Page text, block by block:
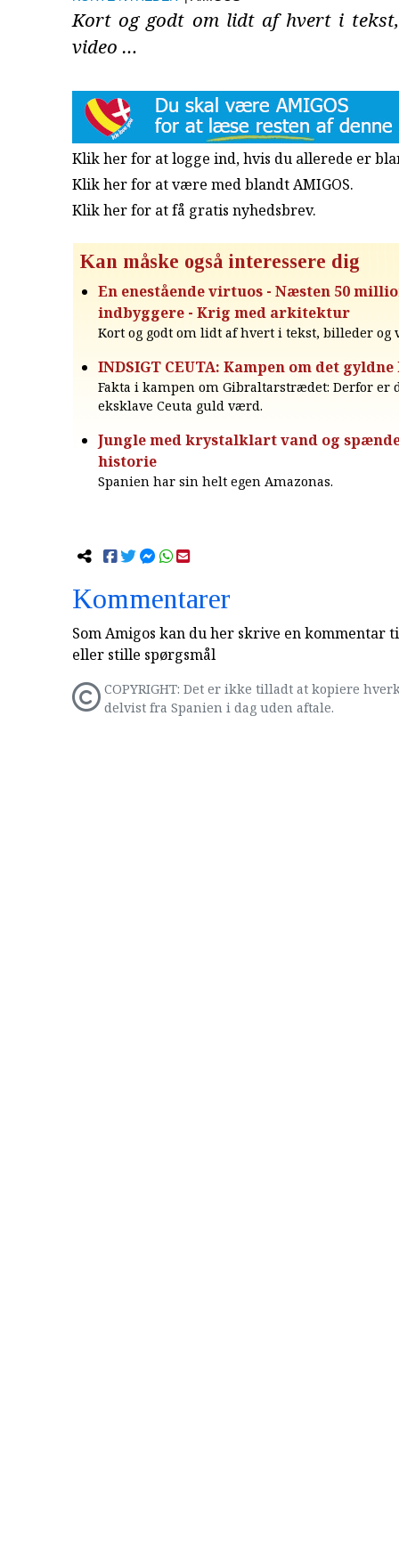
Kort og godt om lidt af hvert i
video …
Klik her for at logge ind, hvis du allerede er
Klik her for at være med blandt AMIGOS.
Klik her for at få gratis nyhedsbrev.
Kan måske også interessere dig
En enestående virtuos - Næsten 50
indbyggere - Krig med arkitektur
Kort og godt om lidt af hvert i tekst, billeder og
INDSIGT CEUTA: Kampen om det
Fakta i kampen om Gibraltarstrædet: Derfor er
eksklave Ceuta guld værd.
Jungle med krystalklart vand og
historie
Spanien har sin helt egen Amazonas.
Kommentarer
Som Amigos kan du her skrive en kommentar
eller stille spørgsmål
COPYRIGHT: Det er ikke tilladt at kopiere
delvist fra Spanien i dag uden aftale.